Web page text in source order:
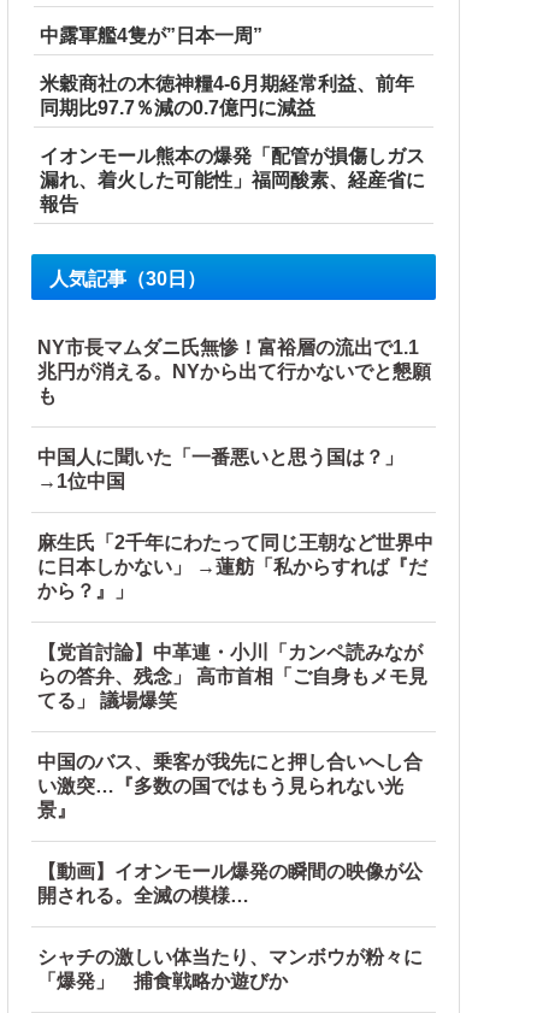
陰謀妄想漫画しか描けなくなってる」
並ぶペース
中露軍艦4隻が”日本一周”
米穀商社の木徳神糧4-6月期経常利益、前年
同期比97.7％減の0.7億円に減益
イオンモール熊本の爆発「配管が損傷しガス
漏れ、着火した可能性」福岡酸素、経産省に
報告
人気記事（30日）
NY市長マムダニ氏無惨！富裕層の流出で1.1
兆円が消える。NYから出て行かないでと懇願
も
中国人に聞いた「一番悪いと思う国は？」
→1位中国
麻生氏「2千年にわたって同じ王朝など世界中
に日本しかない」 →蓮舫「私からすれば『だ
から？』」
【党首討論】中革連・小川「カンペ読みなが
らの答弁、残念」 高市首相「ご自身もメモ見
てる」 議場爆笑
中国のバス、乗客が我先にと押し合いへし合
い激突…『多数の国ではもう見られない光
景』
【動画】イオンモール爆発の瞬間の映像が公
開される。全滅の模様…
シャチの激しい体当たり、マンボウが粉々に
「爆発」 捕食戦略か遊びか